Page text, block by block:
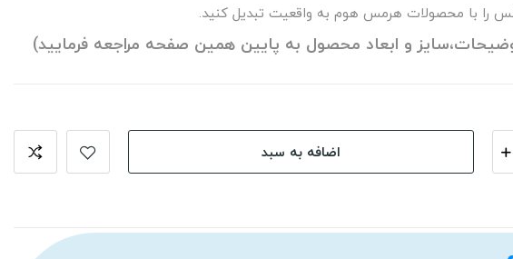
را با محصولات هرمس هوم به واقعیت تبدیل کنید.
و ابعاد محصول به پایین همین صفحه مراجعه فرمایید)
اضافه به سبد